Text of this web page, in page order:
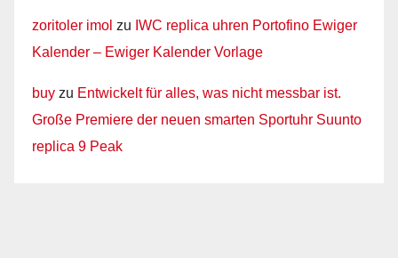
zoritoler imol zu IWC replica uhren Portofino Ewiger
Kalender – Ewiger Kalender Vorlage
buy zu Entwickelt für alles, was nicht messbar ist.
Große Premiere der neuen smarten Sportuhr Suunto
replica 9 Peak